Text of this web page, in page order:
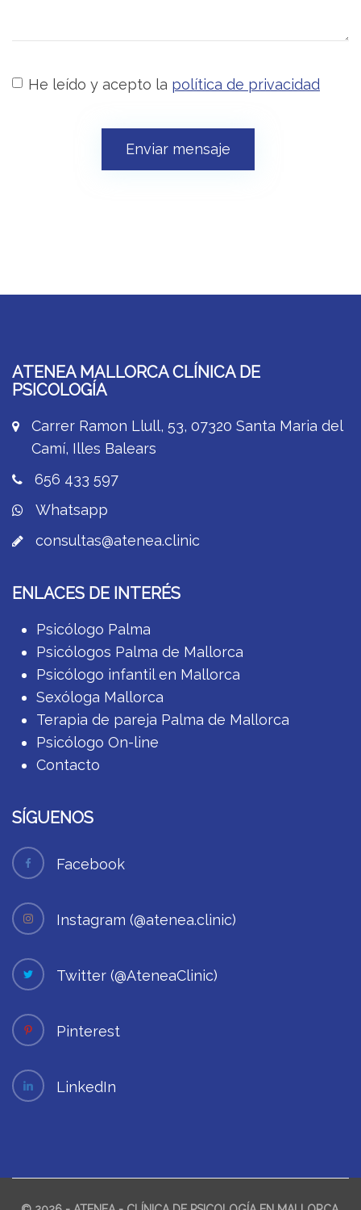
He leído y acepto la política de privacidad
Enviar mensaje
ATENEA MALLORCA CLÍNICA DE
PSICOLOGÍA
Carrer Ramon Llull, 53, 07320 Santa Maria del
Camí, Illes Balears
656 433 597
Whatsapp
consultas@atenea.clinic
ENLACES DE INTERÉS
Psicólogo Palma
Psicólogos Palma de Mallorca
Psicólogo infantil en Mallorca
Sexóloga Mallorca
Terapia de pareja Palma de Mallorca
Psicólogo On-line
Contacto
SÍGUENOS
Facebook
Instagram (@atenea.clinic)
Twitter (@AteneaClinic)
Pinterest
LinkedIn